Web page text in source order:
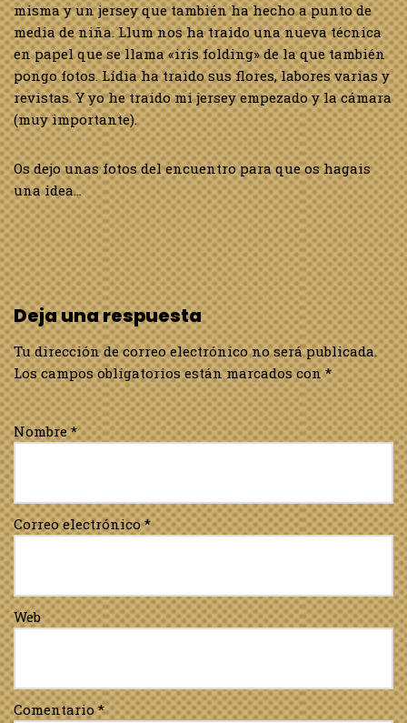
misma y un jersey que también ha hecho a punto de
media de niña. Llum nos ha traido una nueva técnica
en papel que se llama «iris folding» de la que también
pongo fotos. Lídia ha traido sus flores, labores varias y
revistas. Y yo he traido mi jersey empezado y la cámara
(muy importante).
Os dejo unas fotos del encuentro para que os hagais
una idea…
Deja una respuesta
Tu dirección de correo electrónico no será publicada.
Los campos obligatorios están marcados con*
Nombre*
Correo electrónico*
Web
Comentario*